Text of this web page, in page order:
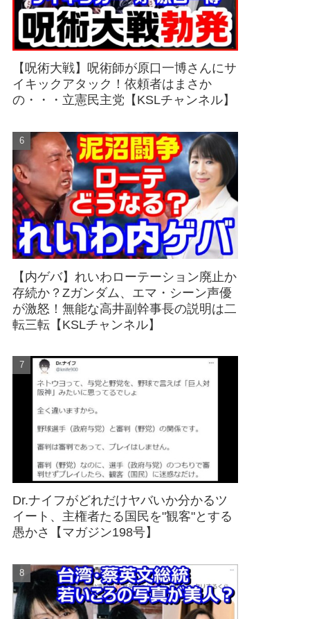
【呪術大戦】呪術師が原口一博さんにサ
イキックアタック！依頼者はまさか
の・・・立憲民主党【KSLチャンネル】
【内ゲバ】れいわローテーション廃止か
存続か？Zガンダム、エマ・シーン声優
が激怒！無能な高井副幹事長の説明は二
転三転【KSLチャンネル】
Dr.ナイフがどれだけヤバいか分かるツ
イート、主権者たる国民を"観客"とする
愚かさ【マガジン198号】